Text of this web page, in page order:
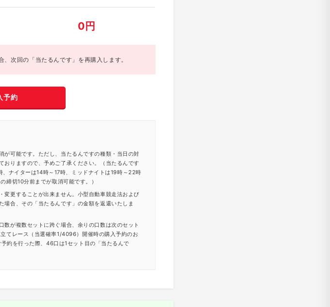
0 円
次回の「当たるんです」を再購入します。
予約
が可能です。ただし、当たるんですの種類・当日の対
おりますので、予めご了承ください。（当たるんです
ナイターは14時～17時、ミッドナイトは19時～22時
締切10分前までが取消可能です。）
変更することが出来ません。小型自動車競走法および
場合、その「当たるんです」の金額を返還いたしま
数が複数セットに跨ぐ場合、余りの口数は次のセット
てレース（当選確率1/4096）開催時の購入予約のお
約を行った際、46口は1セット目の「当たるんで